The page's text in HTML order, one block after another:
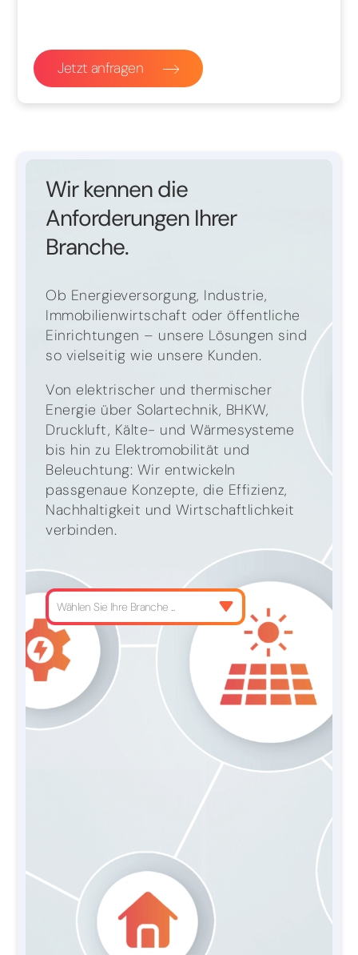
Jetzt anfragen
Wir kennen die
Anforderungen Ihrer
Branche.
Ob Energieversorgung, Industrie,
Immobilienwirtschaft oder öffentliche
Einrichtungen – unsere Lösungen sind
so vielseitig wie unsere Kunden.
Von elektrischer und thermischer
Energie über Solartechnik, BHKW,
Druckluft, Kälte- und Wärmesysteme
bis hin zu Elektromobilität und
Beleuchtung: Wir entwickeln
passgenaue Konzepte, die Effizienz,
Nachhaltigkeit und Wirtschaftlichkeit
verbinden.
Wählen Sie Ihre Branche ...